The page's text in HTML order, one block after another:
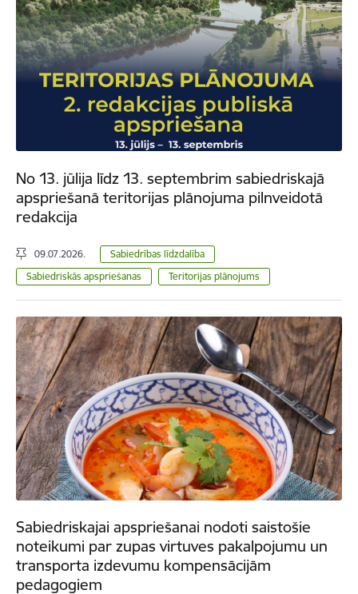
No 13. jūlija līdz 13. septembrim sabiedriskajā
apspriešanā teritorijas plānojuma pilnveidotā
redakcija
09.07.2026.
Sabiedrības līdzdalība
Sabiedriskās apspriešanas
Teritorijas plānojums
Sabiedriskajai apspriešanai nodoti saistošie
noteikumi par zupas virtuves pakalpojumu un
transporta izdevumu kompensācijām
pedagogiem